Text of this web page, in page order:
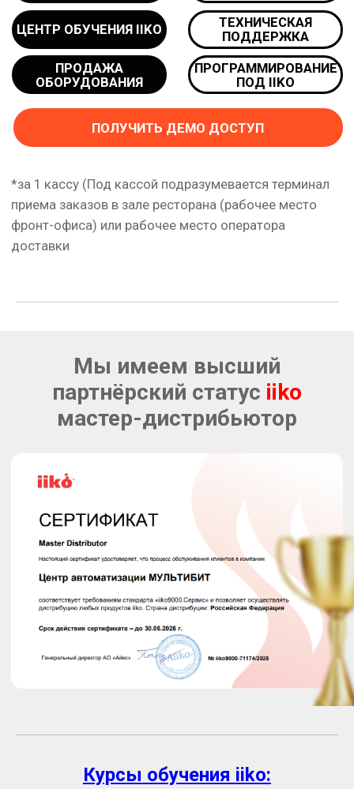
Мы имеем высший
партнёрский статус
iiko
мастер-дистрибьютор
Курсы обучения iiko: